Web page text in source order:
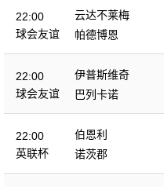
22:00
球会友谊
云达不莱梅
帕德博恩
22:00
球会友谊
伊普斯维奇
巴列卡诺
22:00
英联杯
伯恩利
诺茨郡